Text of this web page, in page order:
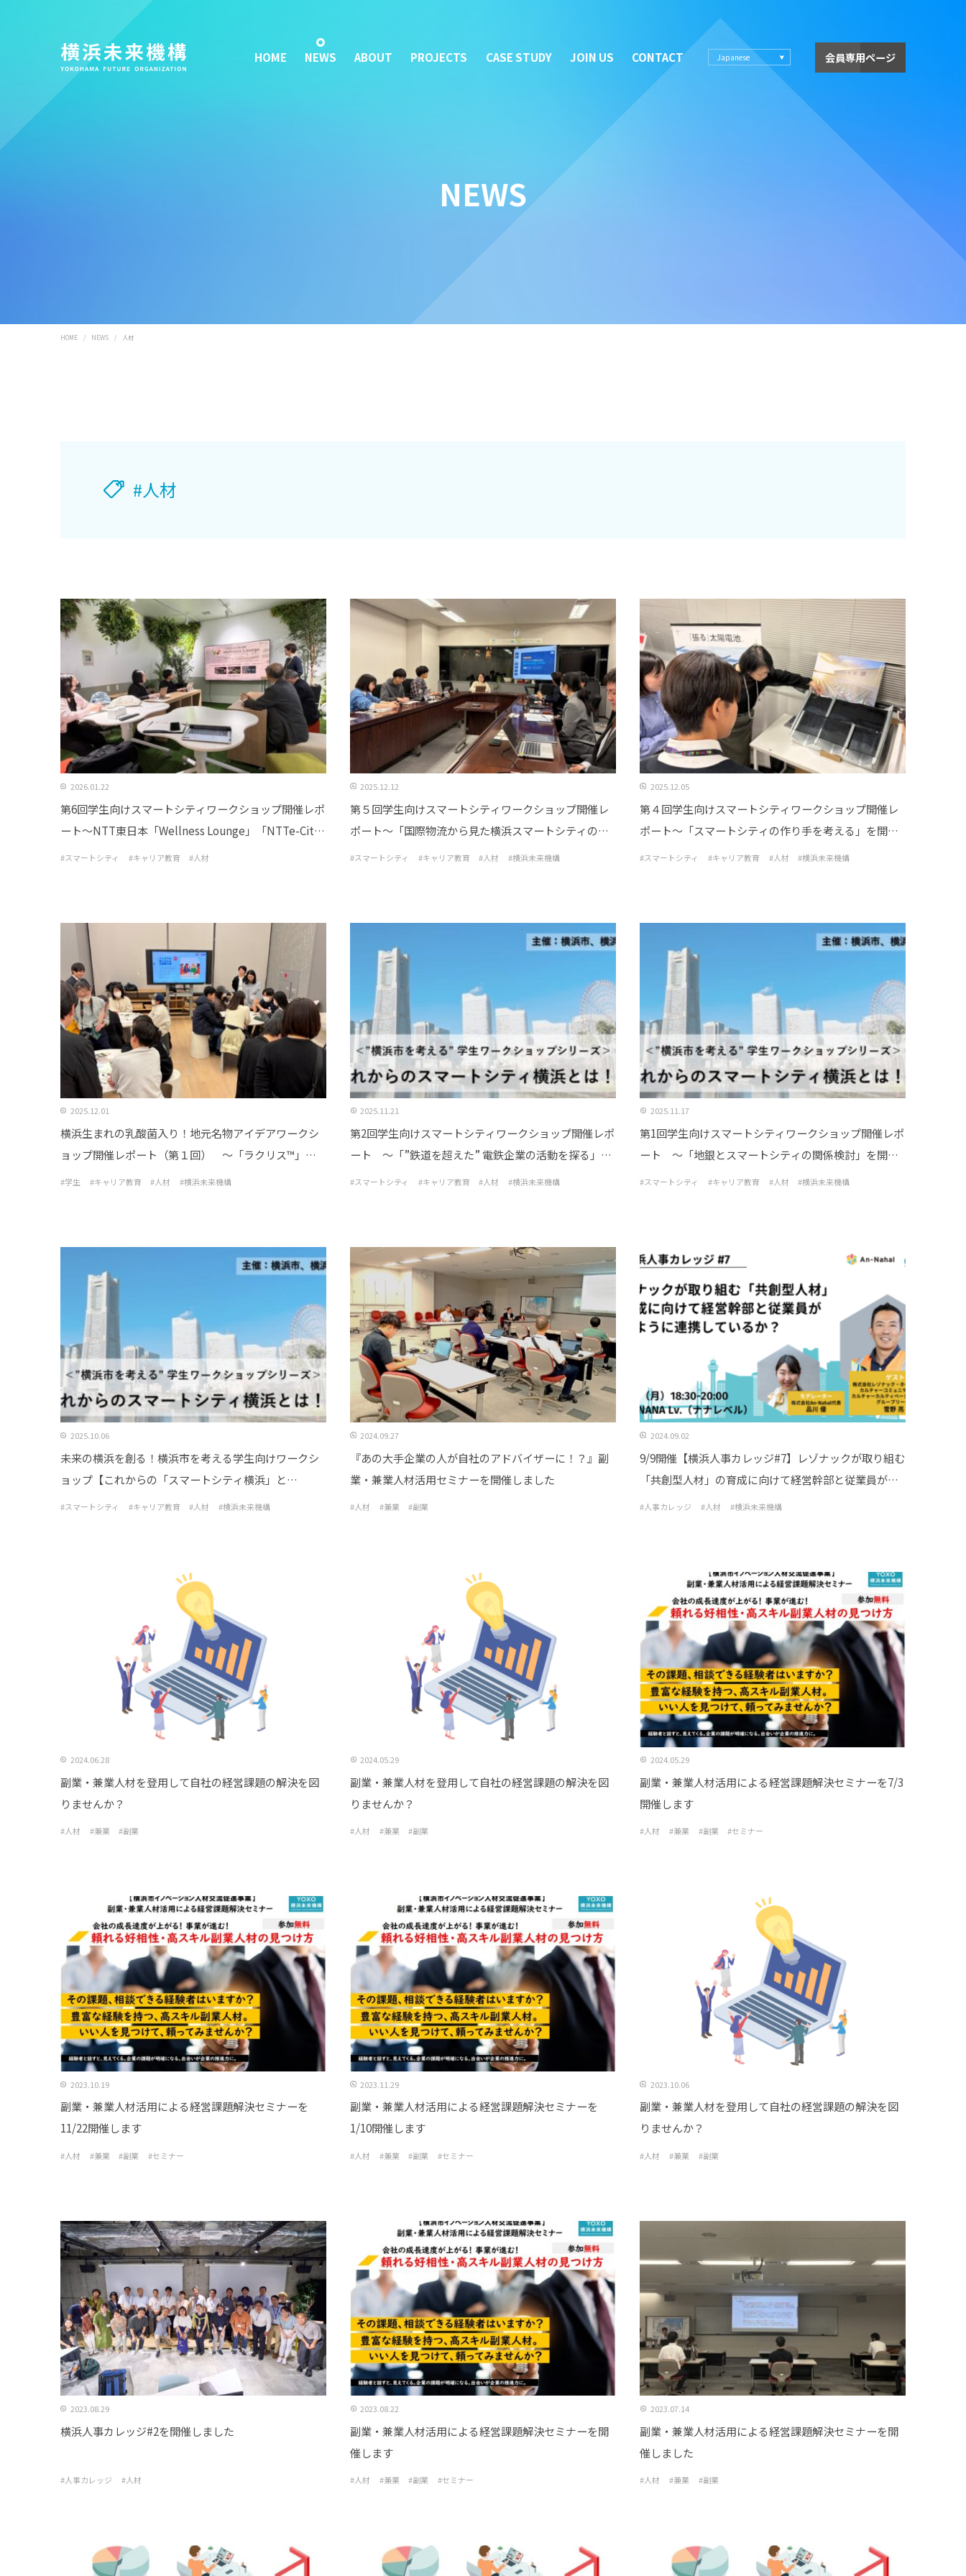
HOME NEWS ABOUT PROJECTS CASE STUDY JOIN US CONTACT 会員専用ページ
NEWS
HOME / NEWS / 人材
#人材
2026.01.22
第6回学生向けスマートシティワークショップ開催レポ
ート～NTT東日本「Wellness Lounge」「NTTe-City
Labo」施設訪問～
#スマートシティ #キャリア教育 #人材
2025.12.12
第５回学生向けスマートシティワークショップ開催レ
ポート～「国際物流から見た横浜スマートシティの未
来」を開催しました!～
#スマートシティ #キャリア教育 #人材 #横浜未来機構
2025.12.05
第４回学生向けスマートシティワークショップ開催レ
ポート～「スマートシティの作り手を考える」を開催
しました！～
#スマートシティ #キャリア教育 #人材 #横浜未来機構
2025.12.01
横浜生まれの乳酸菌入り！地元名物アイデアワークシ
ョップ開催レポート（第１回） ～「ラクリス™」を
使った新しい横浜名物の可能性を探る～
#学生 #キャリア教育 #人材 #横浜未来機構
2025.11.21
第2回学生向けスマートシティワークショップ開催レポ
ート ～「”鉄道を超えた” 電鉄企業の活動を探る」を
開催しました！～
#スマートシティ #キャリア教育 #人材 #横浜未来機構
2025.11.17
第1回学生向けスマートシティワークショップ開催レポ
ート ～「地銀とスマートシティの関係検討」を開催
しました！～
#スマートシティ #キャリア教育 #人材 #横浜未来機構
2025.10.06
未来の横浜を創る！横浜市を考える学生向けワークシ
ョップ【これからの「スマートシティ横浜」と
は！？】を2025年度も開催します
#スマートシティ #キャリア教育 #人材 #横浜未来機構
2024.09.27
『あの大手企業の人が自社のアドバイザーに！？』副
業・兼業人材活用セミナーを開催しました
#人材 #兼業 #副業
2024.09.02
9/9開催【横浜人事カレッジ#7】レゾナックが取り組む
「共創型人材」の育成に向けて経営幹部と従業員がど
のように連携しているか？
#人事カレッジ #人材 #横浜未来機構
2024.06.28
副業・兼業人材を登用して自社の経営課題の解決を図
りませんか？
#人材 #兼業 #副業
2024.05.29
副業・兼業人材を登用して自社の経営課題の解決を図
りませんか？
#人材 #兼業 #副業
2024.05.29
副業・兼業人材活用による経営課題解決セミナーを7/3
開催します
#人材 #兼業 #副業 #セミナー
2023.10.19
副業・兼業人材活用による経営課題解決セミナーを
11/22開催します
#人材 #兼業 #副業 #セミナー
2023.11.29
副業・兼業人材活用による経営課題解決セミナーを
1/10開催します
#人材 #兼業 #副業 #セミナー
2023.10.06
副業・兼業人材を登用して自社の経営課題の解決を図
りませんか？
#人材 #兼業 #副業
2023.08.29
横浜人事カレッジ#2を開催しました
#人事カレッジ #人材
2023.08.22
副業・兼業人材活用による経営課題解決セミナーを開
催します
#人材 #兼業 #副業 #セミナー
2023.07.14
副業・兼業人材活用による経営課題解決セミナーを開
催しました
#人材 #兼業 #副業